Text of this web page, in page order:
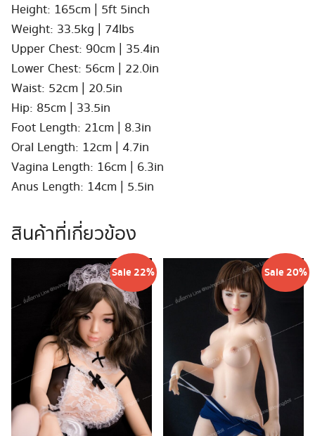
Height: 165cm | 5ft 5inch
Weight: 33.5kg | 74lbs
Upper Chest: 90cm | 35.4in
Lower Chest: 56cm | 22.0in
Waist: 52cm | 20.5in
Hip: 85cm | 33.5in
Foot Length: 21cm | 8.3in
Oral Length: 12cm | 4.7in
Vagina Length: 16cm | 6.3in
Anus Length: 14cm | 5.5in
สินค้าที่เกี่ยวข้อง
Sale 22% Sale 20%